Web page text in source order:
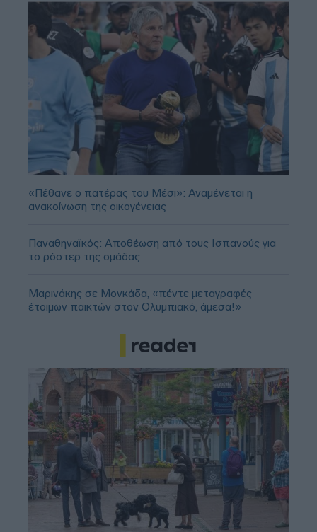
«Πέθανε ο πατέρας του Μέσι»: Αναμένεται η
ανακοίνωση της οικογένειας
Παναθηναϊκός: Αποθέωση από τους Ισπανούς για
το ρόστερ της ομάδας
Μαρινάκης σε Μονκάδα, «πέντε μεταγραφές
έτοιμων παικτών στον Ολυμπιακό, άμεσα!»